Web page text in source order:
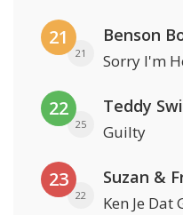
21
21
Benson
Sorry I'm
22
25
Teddy
Guilty
23
22
Suzan &
Ken Je Dat